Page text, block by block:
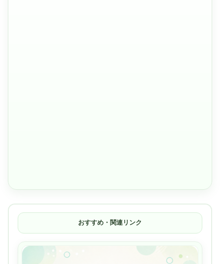
おすすめ・関連リンク